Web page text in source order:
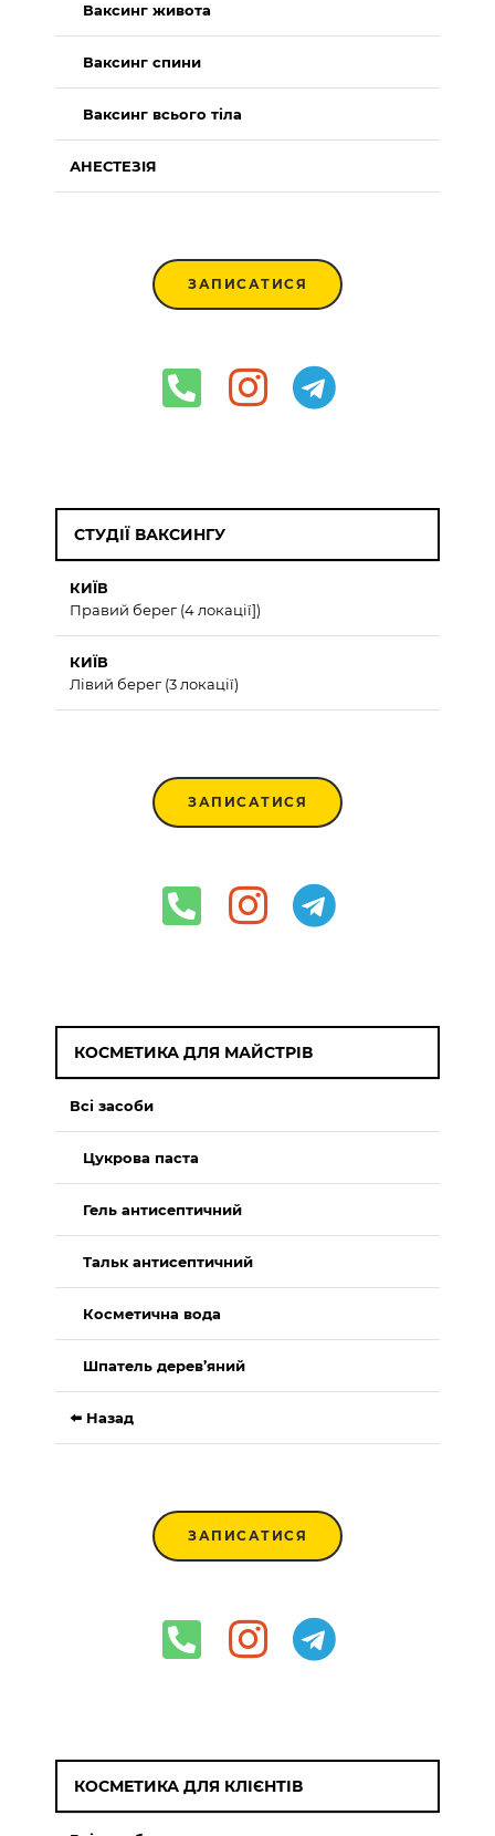
Ваксинг живота
Ваксинг спини
Ваксинг всього тіла
АНЕСТЕЗІЯ
ЗАПИСАТИСЯ
СТУДІЇ ВАКСИНГУ
КИЇВ
Правий берег (4 локації])
КИЇВ
Лівий берег (3 локації)
ЗАПИСАТИСЯ
КОСМЕТИКА ДЛЯ МАЙСТРІВ
Всі засоби
Цукрова паста
Гель антисептичний
Тальк антисептичний
Косметична вода
Шпатель дерев’яний
⬅️ Назад
ЗАПИСАТИСЯ
КОСМЕТИКА ДЛЯ КЛІЄНТІВ